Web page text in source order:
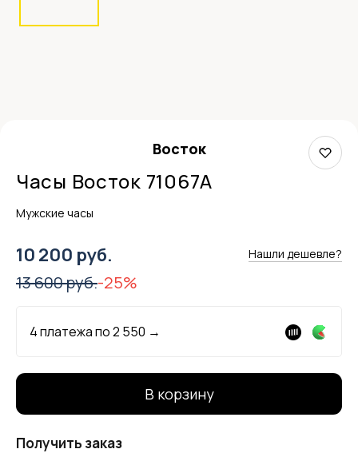
Восток
Часы Восток 71067А
Мужские часы
10 200 руб. Нашли дешевле?
13 600 руб.-25%
4 платежа по2 550 →
В корзину
Получить заказ